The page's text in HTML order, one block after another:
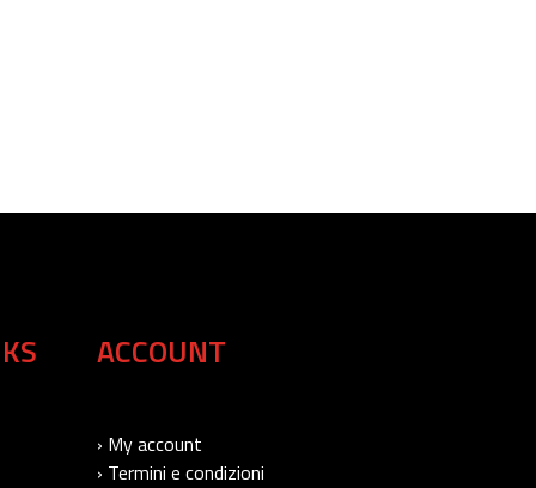
ACCOUNT
› My account
› Termini e condizioni